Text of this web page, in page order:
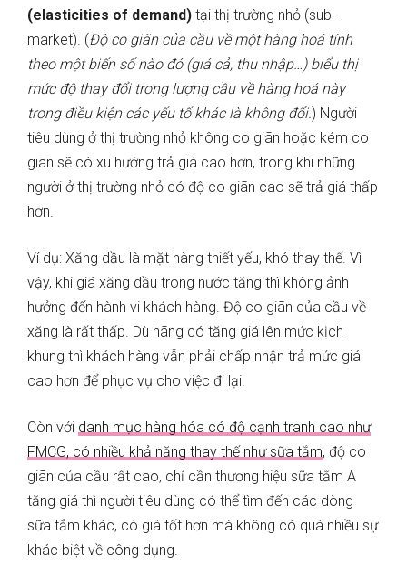
(elasticities of demand) tại thị trường nhỏ (sub-
market). (Độ co giãn của cầu về một hàng hoá tính
theo một biến số nào đó (giá cả, thu nhập…) biểu thị
mức độ thay đổi trong lượng cầu về hàng hoá này
trong điều kiện các yếu tố khác là không đổi.) Người
tiêu dùng ở thị trường nhỏ không co giãn hoặc kém co
giãn sẽ có xu hướng trả giá cao hơn, trong khi những
người ở thị trường nhỏ có độ co giãn cao sẽ trả giá thấp
hơn.
Ví dụ: Xăng dầu là mặt hàng thiết yếu, khó thay thế. Vì
vậy, khi giá xăng dầu trong nước tăng thì không ảnh
hưởng đến hành vi khách hàng. Độ co giãn của cầu về
xăng là rất thấp. Dù hãng có tăng giá lên mức kịch
khung thì khách hàng vẫn phải chấp nhận trả mức giá
cao hơn để phục vụ cho việc đi lại.
Còn với danh mục hàng hóa có độ cạnh tranh cao như
FMCG, có nhiều khả năng thay thế như sữa tắm, độ co
giãn của cầu rất cao, chỉ cần thương hiệu sữa tắm A
tăng giá thì người tiêu dùng có thể tìm đến các dòng
sữa tắm khác, có giá tốt hơn mà không có quá nhiều sự
khác biệt về công dụng.